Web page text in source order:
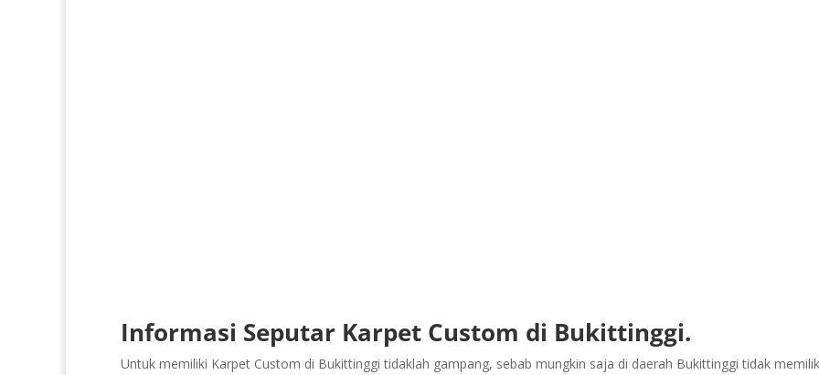
Informasi Seputar Karpet Custom di Bukittinggi.
Untuk memiliki Karpet Custom di Bukittinggi tidaklah gampang, sebab mungkin saja di daerah Bukittinggi tidak